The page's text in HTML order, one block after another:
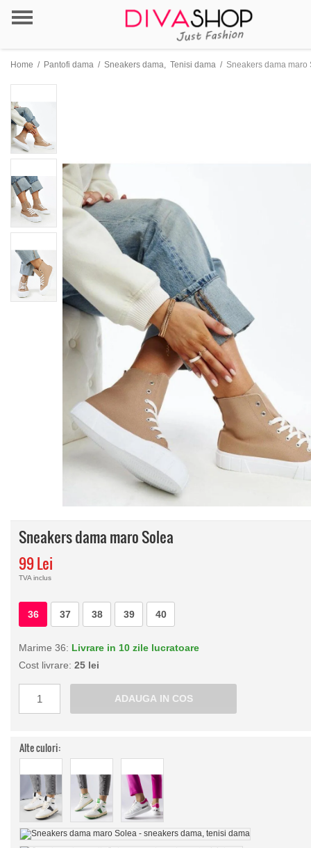
Home / Pantofi dama / Sneakers dama, Tenisi dama / Sneakers dama maro
Sneakers dama maro Solea
99 Lei
TVA inclus
36 37 38 39 40
Marime 36: Livrare in 10 zile lucratoare
Cost livrare: 25 lei
Alte culori: